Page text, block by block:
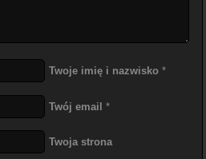
Twoje imię i nazwisko *
Twój email *
Twoja strona